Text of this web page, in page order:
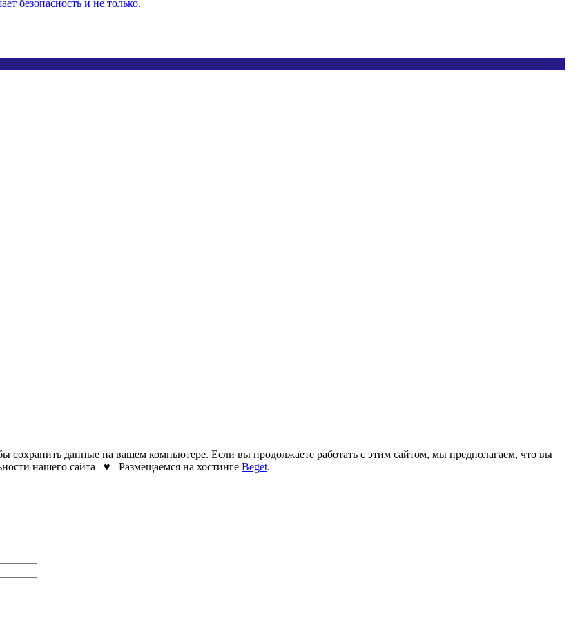
безопасность и не только.
сохранить данные на вашем компьютере. Если вы продолжаете работать с этим сайтом, мы предполагаем, что вы
нашего сайта ♥ Размещаемся на хостинге Beget.